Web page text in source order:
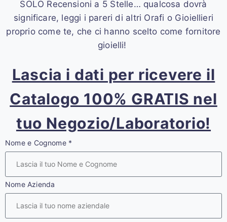
SOLO Recensioni a 5 Stelle… qualcosa dovrà
significare, leggi i pareri di altri Orafi o Gioiellieri
proprio come te, che ci hanno scelto come fornitore
gioielli!
Lascia i dati per ricevere il
Catalogo 100% GRATIS nel
tuo Negozio/Laboratorio!
Nome e Cognome *
Nome Azienda